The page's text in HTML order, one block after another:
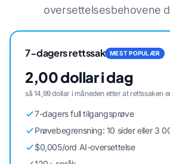
oversettelsesbehovene
7-dagers rettssak MEST POPULÆR
2,00 dollar i dag
så 14,99 dollar i måneden etter at rettssaken
7-dagers full tilgangsprøve
Prøvebegrensning: 10 sider eller 3
$0,005/ord AI-oversettelse